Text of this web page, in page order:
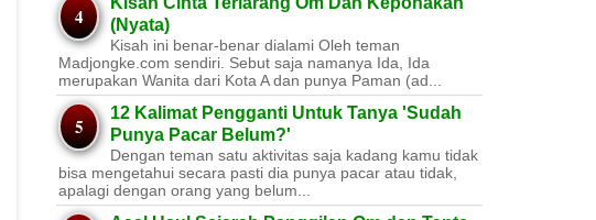
(Nyata)
Kisah ini benar-benar dialami Oleh teman
Madjongke.com sendiri. Sebut saja namanya Ida, Ida
merupakan Wanita dari Kota A dan punya Paman (ad...
12 Kalimat Pengganti Untuk Tanya 'Sudah
Punya Pacar Belum?'
Dengan teman satu aktivitas saja kadang kamu tidak
bisa mengetahui secara pasti dia punya pacar atau tidak,
apalagi dengan orang yang belum...